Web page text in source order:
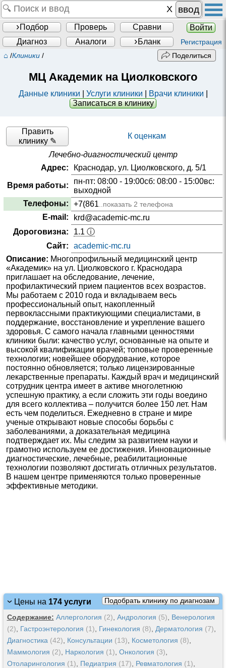
ввод
Подбор Проверь Сравни
Войти
Диагноз
Аналоги Бланк Регистрация
⌂ /Клиники / Поделиться
МЦ Академик на Циолковского
Данные клиники Услуги клиники Врачи клиники
Записаться в клинику
Править
клинику ✎
К оценкам
Лечебно-диагностический центр
Адрес:
Краснодар, ул. Циолковского, д. 5/1
Время работы:
пн-пт: 08:00 - 19:00сб: 08:00 - 15:00вс:
выходной
Телефоны:
+7(861..показать 2 телефона
E-mail:
krd@academic-mc.ru​​​​​​​
Дороговизна:
1.1 ⓘ
Сайт:
academic-mc.ru
Описание: Многопрофильный медицинский центр
«Академик» на ул. Циолковского г. Краснодара
приглашает на обследование, лечение,
профилактический прием пациентов всех возрастов.
Мы работаем с 2010 года и вкладываем весь
профессиональный опыт, накопленный
первоклассными практикующими специалистами, в
поддержание, восстановление и укрепление вашего
здоровья. С самого начала главными ценностями
клиники были: качество услуг, основанные на опыте и
высокой квалификации врачей; топовые проверенные
технологии; новейшее оборудование, которое
постоянно обновляется; только лицензированные
лекарственные препараты. Каждый врач и медицинский
сотрудник центра имеет в активе многолетнюю
успешную практику, а если сложить эти годы воедино
для всего коллектива – получится более 150 лет. Нам
есть чем поделиться. Ежедневно в стране и мире
ученые открывают новые способы борьбы с
заболеваниями, а доказательная медицина
подтверждает их. Мы следим за развитием науки и
грамотно используем ее достижения. Инновационные
диагностические, лечебные, реабилитационные
технологии позволяют достигать отличных результатов.
В нашем центре применяются только проверенные
эффективные методики.
Цены на 174 услуги Подобрать клинику по диагнозам
Содержание: Аллергология (2) Андрология (5)
Венерология
(2)
Гастроэнтерология (1) Гинекология (8) Дерматология (7)
Диагностика (42) Консультации (13) Косметология (8)
Маммология (2) Наркология (1) Онкология (3)
Отоларингология (1) Педиатрия (17) Ревматология (1)